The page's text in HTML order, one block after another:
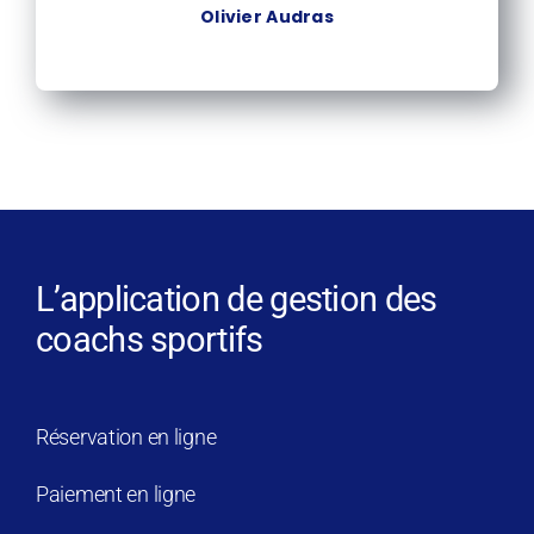
Olivier Audras
L’application de gestion des
coachs sportifs
Réservation en ligne
Paiement en ligne